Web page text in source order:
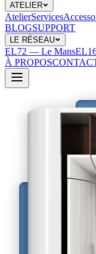
ATELIER
AtelierServices
BLOGSUPPORT
LE RÉSEAU
EL72 — Le Mans
À PROPOS